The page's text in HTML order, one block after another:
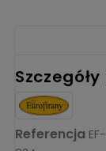
Referencja